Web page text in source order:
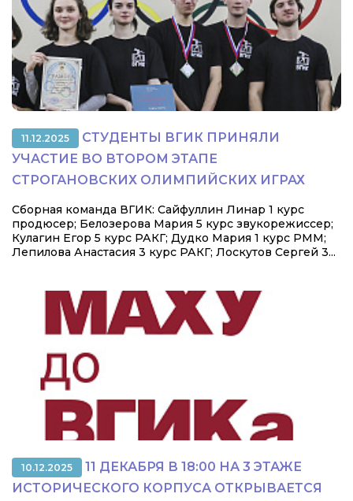
11.12.2025
СТУДЕНТЫ ВГИК ПРИНЯЛИ
УЧАСТИЕ ВО ВТОРОМ ЭТАПЕ
СТРОГАНОВСКИХ ОЛИМПИЙСКИХ ИГРАХ
Сборная команда ВГИК: Сайфуллин Линар 1 курс
продюсер; Белозерова Мария 5 курс звукорежиссер;
Кулагин Егор 5 курс РАКГ; Дудко Мария 1 курс РММ;
Лепилова Анастасия 3 курс РАКГ; Лоскутов Сергей 3...
10.12.2025
11 ДЕКАБРЯ В 18:00 НА 3 ЭТАЖЕ
ИСТОРИЧЕСКОГО КОРПУСА ОТКРЫВАЕТСЯ